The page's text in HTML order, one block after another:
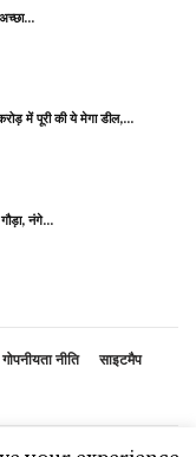
अच्छा…
में पूरी की ये मेगा डील,…
गौड़ा, नंगे…
गोपनीयता नीति
साइटमैप